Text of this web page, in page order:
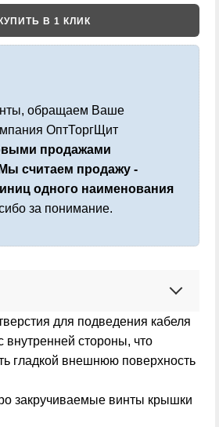
КУПИТЬ В 1 КЛИК
обращаем Ваше
ОптТоргЩит
продажами
считаем продажу -
одного наименования
за понимание.
для подведения кабеля
внутренней стороны, что
гладкой внешнюю поверхность
закручиваемые винты крышки